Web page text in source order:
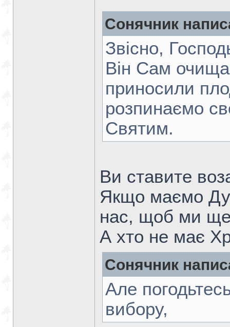
Сонячник
Звісно,
Він Сам
приносили
розпинаємо
Святим.
Ви ставите
Якщо маємо
нас, щоб ми ще
А хто не має
Сонячник
Але
вибору,